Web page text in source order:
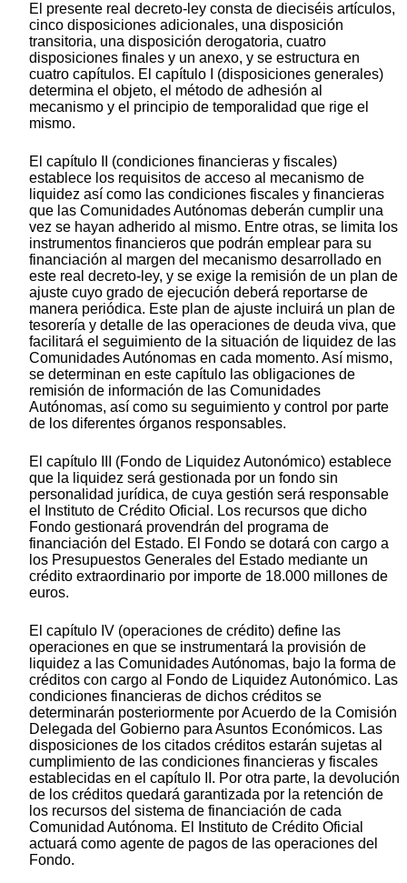
El presente real decreto-ley consta de dieciséis artículos,
cinco disposiciones adicionales, una disposición
transitoria, una disposición derogatoria, cuatro
disposiciones finales y un anexo, y se estructura en
cuatro capítulos. El capítulo I (disposiciones generales)
determina el objeto, el método de adhesión al
mecanismo y el principio de temporalidad que rige el
mismo.
El capítulo II (condiciones financieras y fiscales)
establece los requisitos de acceso al mecanismo de
liquidez así como las condiciones fiscales y financieras
que las Comunidades Autónomas deberán cumplir una
vez se hayan adherido al mismo. Entre otras, se limita los
instrumentos financieros que podrán emplear para su
financiación al margen del mecanismo desarrollado en
este real decreto-ley, y se exige la remisión de un plan de
ajuste cuyo grado de ejecución deberá reportarse de
manera periódica. Este plan de ajuste incluirá un plan de
tesorería y detalle de las operaciones de deuda viva, que
facilitará el seguimiento de la situación de liquidez de las
Comunidades Autónomas en cada momento. Así mismo,
se determinan en este capítulo las obligaciones de
remisión de información de las Comunidades
Autónomas, así como su seguimiento y control por parte
de los diferentes órganos responsables.
El capítulo III (Fondo de Liquidez Autonómico) establece
que la liquidez será gestionada por un fondo sin
personalidad jurídica, de cuya gestión será responsable
el Instituto de Crédito Oficial. Los recursos que dicho
Fondo gestionará provendrán del programa de
financiación del Estado. El Fondo se dotará con cargo a
los Presupuestos Generales del Estado mediante un
crédito extraordinario por importe de 18.000 millones de
euros.
El capítulo IV (operaciones de crédito) define las
operaciones en que se instrumentará la provisión de
liquidez a las Comunidades Autónomas, bajo la forma de
créditos con cargo al Fondo de Liquidez Autonómico. Las
condiciones financieras de dichos créditos se
determinarán posteriormente por Acuerdo de la Comisión
Delegada del Gobierno para Asuntos Económicos. Las
disposiciones de los citados créditos estarán sujetas al
cumplimiento de las condiciones financieras y fiscales
establecidas en el capítulo II. Por otra parte, la devolución
de los créditos quedará garantizada por la retención de
los recursos del sistema de financiación de cada
Comunidad Autónoma. El Instituto de Crédito Oficial
actuará como agente de pagos de las operaciones del
Fondo.